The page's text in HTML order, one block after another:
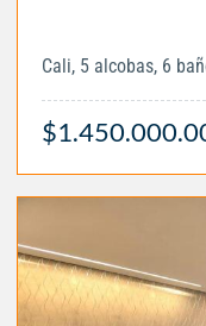
Cali, 5 alcobas, 6